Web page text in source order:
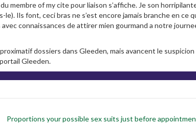
membre of my cite pour liaison s’affiche. Je son
Ils font, ceci bras ne s’est encore jamais branche en ce
connaissances de attirer mien gourmand a notre
dossiers dans Gleeden, mais avancent le suspicion
Gleeden.
Proportions your possible sex suits just before